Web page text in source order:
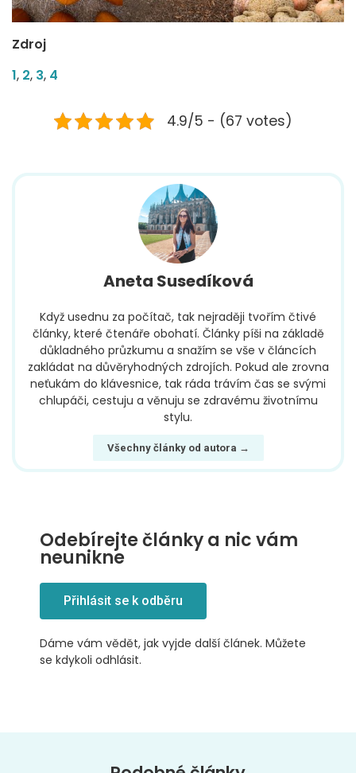
Zdroj
1, 2, 3, 4
4.9/5 - (67 votes)
Aneta Susedíková
Když usednu za počítač, tak nejraději tvořím čtivé
články, které čtenáře obohatí. Články píši na základě
důkladného průzkumu a snažím se vše v článcích
zakládat na důvěryhodných zdrojích. Pokud ale zrovna
neťukám do klávesnice, tak ráda trávím čas se svými
chlupáči, cestuju a věnuju se zdravému životnímu
stylu.
Všechny články od autora →
Odebírejte články a nic vám
neunikne
Přihlásit se k odběru
Dáme vám vědět, jak vyjde další článek. Můžete
se kdykoli odhlásit.